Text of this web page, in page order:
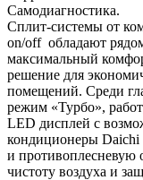
Самодиагностика.
Сплит-системы от
on/off обладают
максимальный
решение для
помещений. Среди
режим «Турбо»,
LED дисплей с
кондиционеры Daichi
и противоплесневую
чистоту воздуха и